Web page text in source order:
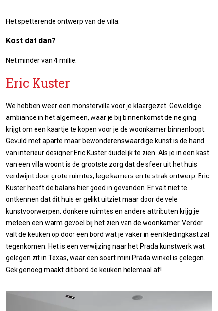
Het spetterende ontwerp van de villa.
Kost dat dan?
Net minder van 4 millie.
Eric Kuster
We hebben weer een monstervilla voor je klaargezet. Geweldige
ambiance in het algemeen, waar je bij binnenkomst de neiging
krijgt om een kaartje te kopen voor je de woonkamer binnenloopt.
Gevuld met aparte maar bewonderenswaardige kunst is de hand
van interieur designer Eric Kuster duidelijk te zien. Als je in een kast
van een villa woont is de grootste zorg dat de sfeer uit het huis
verdwijnt door grote ruimtes, lege kamers en te strak ontwerp. Eric
Kuster heeft de balans hier goed in gevonden. Er valt niet te
ontkennen dat dit huis er gelikt uitziet maar door de vele
kunstvoorwerpen, donkere ruimtes en andere attributen krijg je
meteen een warm gevoel bij het zien van de woonkamer. Verder
valt de keuken op door een bord wat je vaker in een kledingkast zal
tegenkomen. Het is een verwijzing naar het Prada kunstwerk wat
gelegen zit in Texas, waar een soort mini Prada winkel is gelegen.
Gek genoeg maakt dit bord de keuken helemaal af!